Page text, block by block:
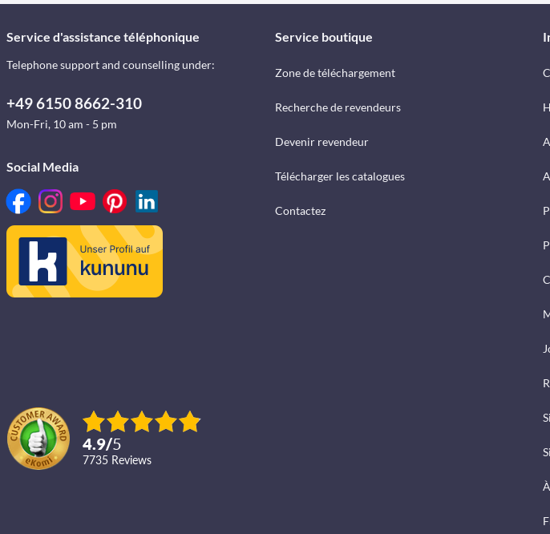
Service d'assistance téléphonique
Telephone support and counselling under:
+49 6150 8662-310
Mon-Fri, 10 am - 5 pm
Social Media
4.9/5
7735 reviews
Service boutique
Zone de téléchargement
Recherche de revendeurs
Devenir revendeur
Télécharger les catalogues
Contactez